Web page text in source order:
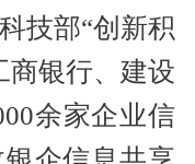
技部“创新积
商银行、建设
余家企业信